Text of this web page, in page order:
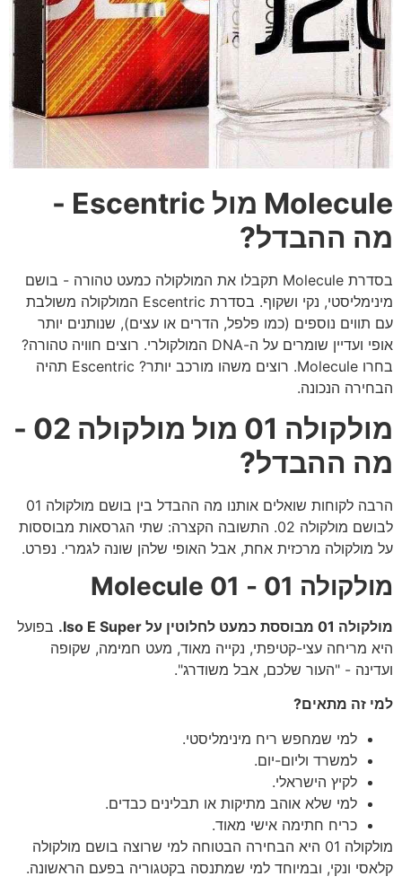
Molecule מול Escentric -
מה ההבדל?
בסדרת Molecule תקבלו את המולקולה כמעט טהורה - בושם
מינימליסטי, נקי ושקוף. בסדרת Escentric המולקולה משולבת
עם תווים נוספים (כמו פלפל, הדרים או עצים), שנותנים יותר
אופי ועדיין שומרים על ה-DNA המולקולרי. רוצים חוויה טהורה?
בחרו Molecule. רוצים משהו מורכב יותר? Escentric תהיה
הבחירה הנכונה.
מולקולה 01 מול מולקולה 02 -
מה ההבדל?
הרבה לקוחות שואלים אותנו מה ההבדל בין בושם מולקולה 01
לבושם מולקולה 02. התשובה הקצרה: שתי הגרסאות מבוססות
על מולקולה מרכזית אחת, אבל האופי שלהן שונה לגמרי. נפרט.
מולקולה 01 - Molecule 01
מולקולה 01 מבוססת כמעט לחלוטין על Iso E Super.
בפועל
היא מריחה עצי-קטיפתי, נקייה מאוד, מעט חמימה, שקופה
ועדינה - "העור שלכם, אבל משודרג".
למי זה מתאים?
למי שמחפש ריח מינימליסטי.
למשרד וליום-יום.
לקיץ הישראלי.
למי שלא אוהב מתיקות או תבלינים כבדים.
כריח חתימה אישי מאוד.
מולקולה 01 היא הבחירה הבטוחה למי שרוצה בושם מולקולה
קלאסי ונקי, ובמיוחד למי שמתנסה בקטגוריה בפעם הראשונה.